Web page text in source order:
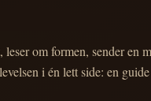
om formen, sender en
i én lett side: en